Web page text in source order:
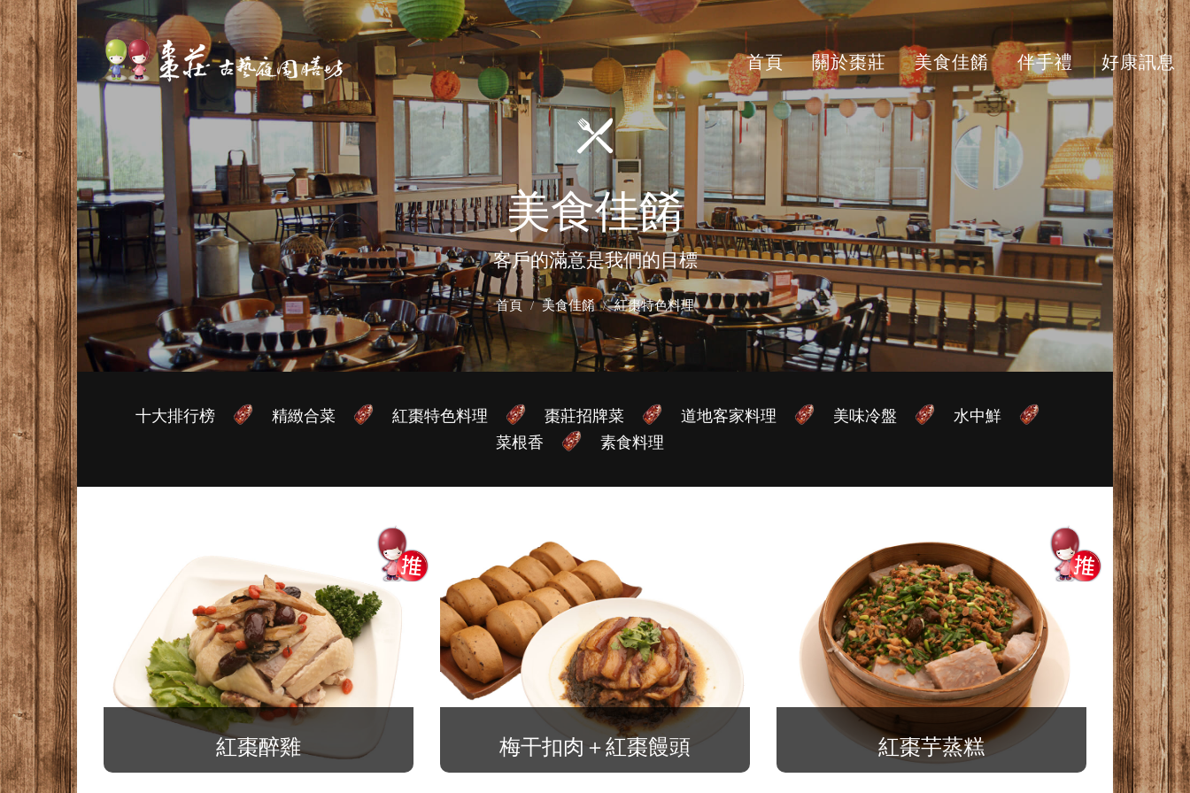
首頁 關於棗莊 美食佳餚 伴手禮 好康訊息
美食佳餚
客戶的滿意是我們的目標
首頁 美食佳餚 紅棗特色料理
十大排行榜 精緻合菜 紅棗特色料理 棗莊招牌菜 道地客家料理 美味冷盤
水中鮮
菜根香
素食料理
紅棗醉雞 梅干扣肉＋紅棗饅頭 紅棗芋蒸糕